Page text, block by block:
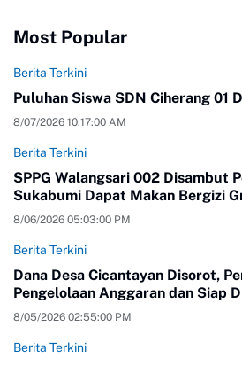
Most Popular
Berita Terkini
Puluhan Siswa SDN Ciherang 01
8/07/2026 10:17:00 AM
Berita Terkini
SPPG Walangsari 002 Disambut
Sukabumi Dapat Makan Bergizi
8/06/2026 05:03:00 PM
Berita Terkini
Dana Desa Cicantayan Disorot,
Pengelolaan Anggaran dan Siap
8/05/2026 02:55:00 PM
Berita Terkini